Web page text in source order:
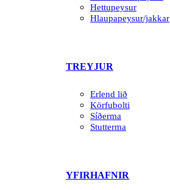
Hettupeysur
Hlaupapeysur/jakkar
TREYJUR
Erlend lið
Körfubolti
Síðerma
Stutterma
YFIRHAFNIR